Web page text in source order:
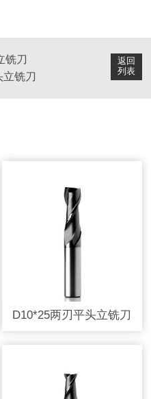
返回
列表
铣刀
立铣刀
D10*25两刃平头立铣刀